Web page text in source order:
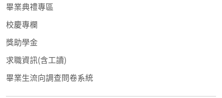
畢業典禮專區
校慶專欄
獎助學金
求職資訊(含工讀)
畢業生流向調查問卷系統